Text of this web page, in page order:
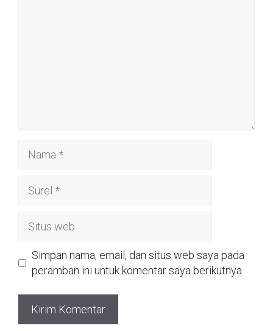
web
Simpan nama, email, dan situs web saya pada
peramban ini untuk komentar saya berikutnya.